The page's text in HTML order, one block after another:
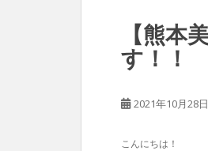
【熊
す！！
2021年10月28日
こんにちは！